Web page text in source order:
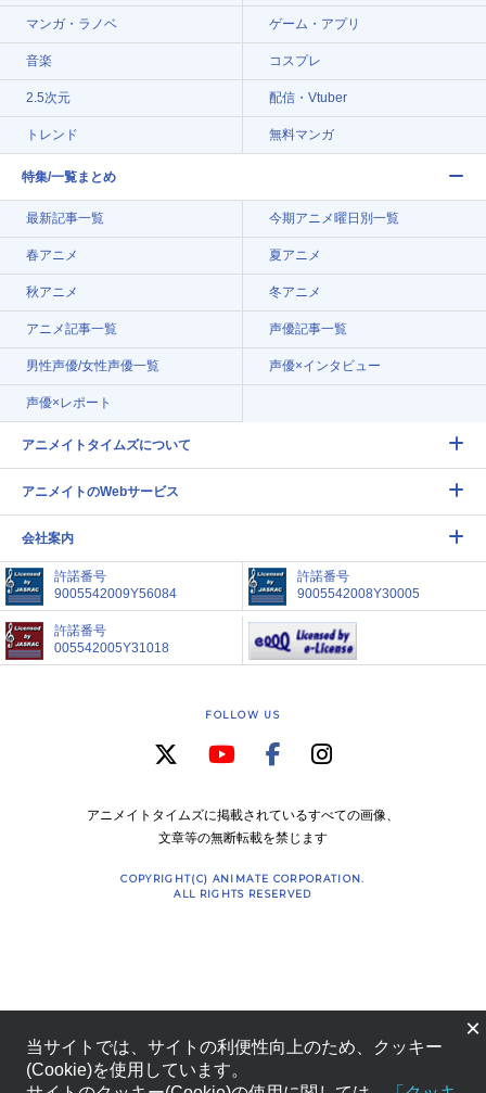
マンガ・ラノベ ゲーム・アプリ
音楽 コスプレ
2.5次元 配信・Vtuber
トレンド 無料マンガ
特集/一覧まとめ
最新記事一覧 今期アニメ曜日別一覧
春アニメ 夏アニメ
秋アニメ 冬アニメ
アニメ記事一覧 声優記事一覧
男性声優/女性声優一覧 声優×インタビュー
声優×レポート
アニメイトタイムズについて
アニメイトのWebサービス
会社案内
許諾番号
9005542009Y56084
許諾番号
9005542008Y30005
許諾番号
005542005Y31018
FOLLOW US
アニメイトタイムズに掲載されているすべての画像、
文章等の無断転載を禁じます
COPYRIGHT(C) ANIMATE CORPORATION.
ALL RIGHTS RESERVED
×
当サイトでは、サイトの利便性向上のため、クッキー
(Cookie)を使用しています。